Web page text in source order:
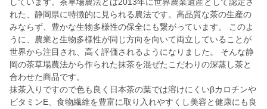
れた、静岡県に特徴的に見られる農法です。高品質な茶の生産の
みならず、豊かな生物多様性の保全にも繋がっています。 このよ
うに、農業と生物多様性が同じ方向を向いて両立していることが
世界から注目され、高く評価されるようになりました。 そんな静
岡の茶草場農法から作られた抹茶を混ぜたこだわりの深蒸し茶と
合わせた商品です。
抹茶入りですので色も良く日本茶の葉では溶けにくいβカロチンや
ビタミンE、食物繊維を豊富に取り入れやすくし美容と健康にも良